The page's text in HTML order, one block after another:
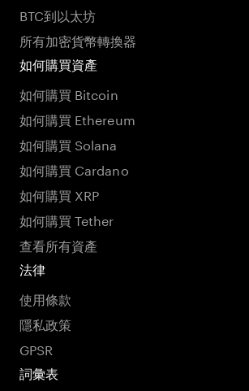
BTC到以太坊
所有加密貨幣轉換器
如何購買資產
如何購買 Bitcoin
如何購買 Ethereum
如何購買 Solana
如何購買 Cardano
如何購買 XRP
如何購買 Tether
查看所有資產
法律
使用條款
隱私政策
GPSR
詞彙表